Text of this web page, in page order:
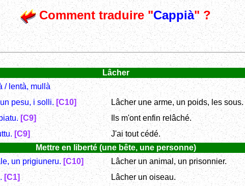
Comment traduire "Cappià" ?
Lâcher
/ lentà, mullà
pesu, i solli.[C10]
Lâcher une arme, un poids, les sous.
[C9]
Ils m'ont enfin relâché.
[C9]
J'ai tout cédé.
Mettre en liberté (une bête, une personne)
un prigiuneru.[C10]
Lâcher un animal, un prisonnier.
[C1]
Lâcher un oiseau.